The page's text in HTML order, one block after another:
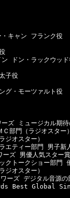
ャン フランク役
・ラックウッド
役
モーツァルト役
ミュージカル期待
（ラジオスター
スター）
ー部門 男子新人
男優人気スター賞
ークショー部門
スター）
デジタル音源の
Best Global